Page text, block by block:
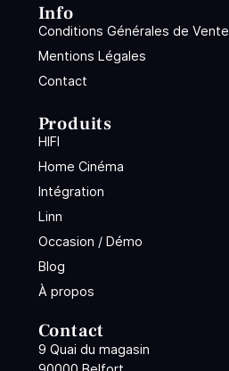
Info
Conditions Générales de Vente
Mentions Légales
Contact
Produits
HIFI
Home Cinéma
Intégration
Linn
Occasion / Démo
Blog
À propos
Contact
9 Quai du magasin